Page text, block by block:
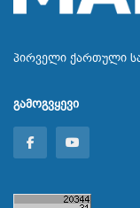
პირველი ქართული
გამოგვყევი